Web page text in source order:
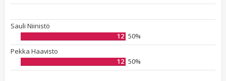
Sauli Niinistö
12 50%
Pekka Haavisto
12 50%